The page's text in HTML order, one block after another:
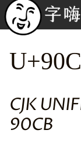
CJK
90CB